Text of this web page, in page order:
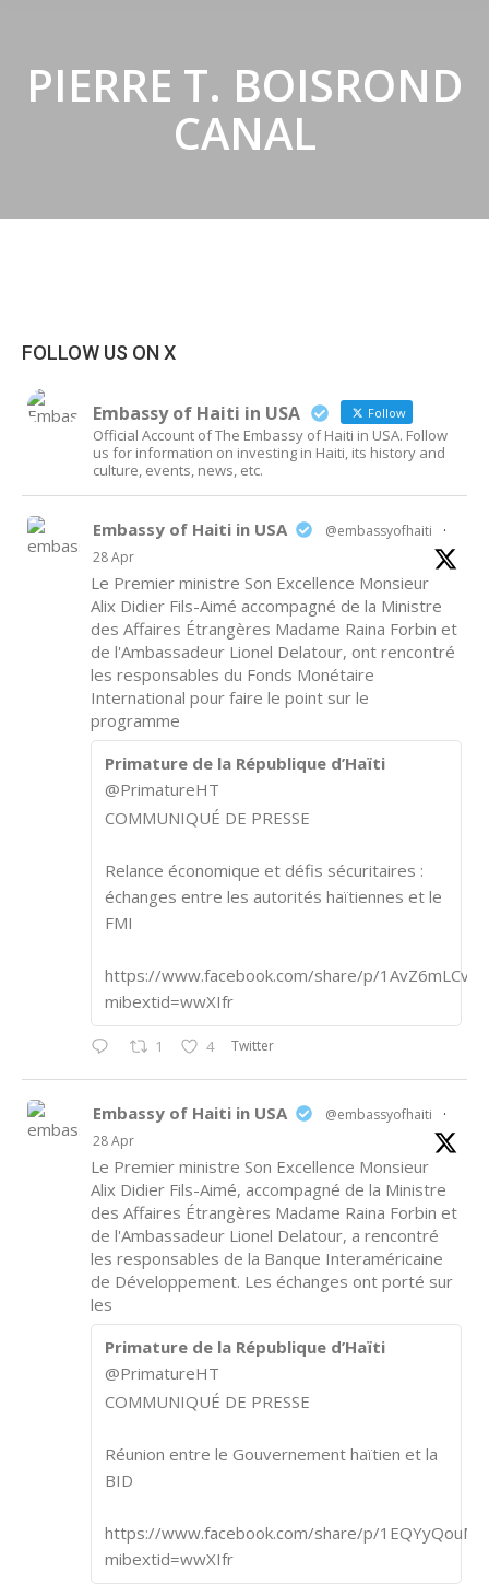
PIERRE T. BOISROND
CANAL
FOLLOW US ON X
Embassy of Haiti in USA Follow
Official Account of The Embassy of Haiti in USA. Follow
us for information on investing in Haiti, its history and
culture, events, news, etc.
Embassy of Haiti in USA @embassyofhaiti
·
28 Apr
Le Premier ministre Son Excellence Monsieur
Alix Didier Fils-Aimé accompagné de la Ministre
des Affaires Étrangères Madame Raina Forbin et
de l'Ambassadeur Lionel Delatour, ont rencontré
les responsables du Fonds Monétaire
International pour faire le point sur le
programme
Primature de la République d’Haïti
@PrimatureHT
COMMUNIQUÉ DE PRESSE
Relance économique et défis sécuritaires :
échanges entre les autorités haïtiennes et le
FMI
https://www.facebook.com/share/p/1AvZ6mLCvk/
mibextid=wwXIfr
1 4 Twitter
Embassy of Haiti in USA @embassyofhaiti
·
28 Apr
Le Premier ministre Son Excellence Monsieur
Alix Didier Fils-Aimé, accompagné de la Ministre
des Affaires Étrangères Madame Raina Forbin et
de l'Ambassadeur Lionel Delatour, a rencontré
les responsables de la Banque Interaméricaine
de Développement. Les échanges ont porté sur
les
Primature de la République d’Haïti
@PrimatureHT
COMMUNIQUÉ DE PRESSE
Réunion entre le Gouvernement haïtien et la
BID
https://www.facebook.com/share/p/
mibextid=wwXIfr